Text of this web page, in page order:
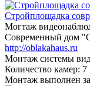
Стройплощадка
Могтаж
Современный дом
http://oblakahaus.ru
Монтаж системы
Количество камер: 7
Монтаж выполнен